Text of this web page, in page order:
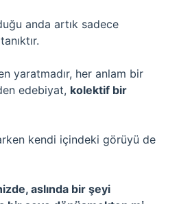
anda artık sadece
yaratmadır, her anlam bir
edebiyat, kolektif bir
kendi içindeki görüyü de
aslında bir şeyi